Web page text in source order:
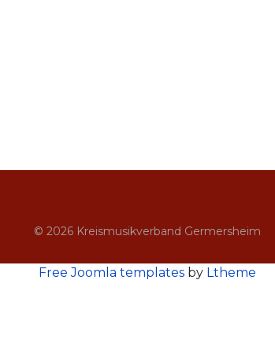
© 2026 Kreismusikverband Germersheim
Free Joomla templates by Ltheme